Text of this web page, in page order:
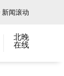
新闻滚动
北晚
在线